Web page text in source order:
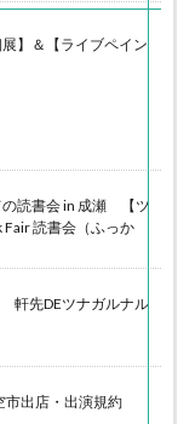
】＆【ライブペイン
の読書会 in 成瀬 【ツ
読書会（ふっか
軒先DEツナガルナル
市出店・出演規約